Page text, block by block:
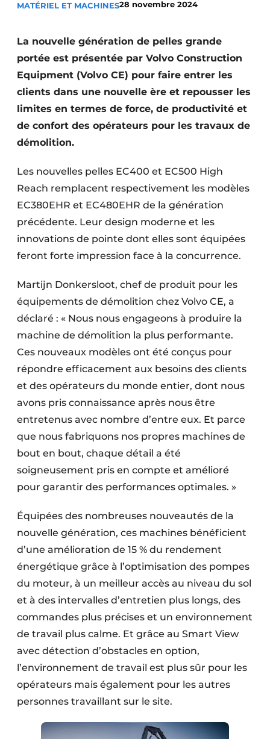
Construction bois
Contrôle d’accès
Éclairage
Fondations
Façades
Géotextiles
Infrastructures souterraines et égouttage
Protection solaire
Rénovation
Sécurité incendie
Software
Techniques ferroviaires
Travaux ferroviaires
MATÉRIEL ET MACHINES28 novembre 2024
La nouvelle génération de pelles grande
portée est présentée par Volvo Construction
Equipment (Volvo CE) pour faire entrer les
clients dans une nouvelle ère et repousser les
limites en termes de force, de productivité et
de confort des opérateurs pour les travaux de
démolition.
Les nouvelles pelles EC400 et EC500 High
Reach remplacent respectivement les modèles
EC380EHR et EC480EHR de la génération
précédente. Leur design moderne et les
innovations de pointe dont elles sont équipées
feront forte impression face à la concurrence.
Martijn Donkersloot, chef de produit pour les
équipements de démolition chez Volvo CE, a
déclaré : « Nous nous engageons à produire la
machine de démolition la plus performante.
Ces nouveaux modèles ont été conçus pour
répondre efficacement aux besoins des clients
et des opérateurs du monde entier, dont nous
avons pris connaissance après nous être
entretenus avec nombre d’entre eux. Et parce
que nous fabriquons nos propres machines de
bout en bout, chaque détail a été
soigneusement pris en compte et amélioré
pour garantir des performances optimales. »
Équipées des nombreuses nouveautés de la
nouvelle génération, ces machines bénéficient
d’une amélioration de 15 % du rendement
énergétique grâce à l’optimisation des pompes
du moteur, à un meilleur accès au niveau du sol
et à des intervalles d’entretien plus longs, des
commandes plus précises et un environnement
de travail plus calme. Et grâce au Smart View
avec détection d’obstacles en option,
l’environnement de travail est plus sûr pour les
opérateurs mais également pour les autres
personnes travaillant sur le site.